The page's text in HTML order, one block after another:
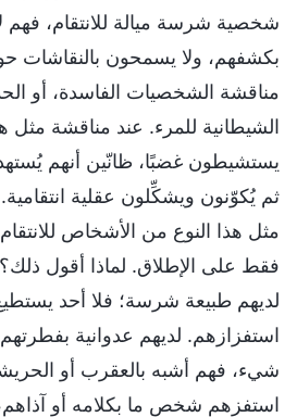
شخصية شرسة ميالة للانتقام، فهم
بكشفهم، ولا يسمحون بالنقاشات
مناقشة الشخصيات الفاسدة، أو
الشيطانية للمرء. عند مناقشة مثل
يستشيطون غضبًا، ظانّين أنهم
ثم يُكوّنون ويشكِّلون عقلية
مثل هذا النوع من الأشخاص
فقط على الإطلاق. لماذا أقول ذلك؟
لديهم طبيعة شرسة؛ فلا أحد
استفزازهم. لديهم عدوانية
شيء، فهم أشبه بالعقرب أو
استفزهم شخص ما بكلامه أو